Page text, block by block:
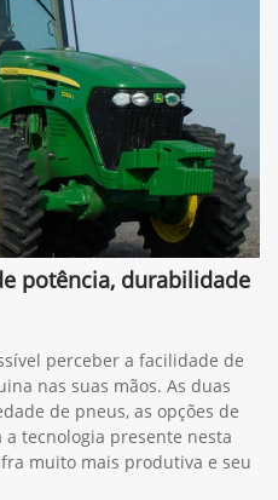
potência, durabilidade
perceber a facilidade de
nas suas mãos. As duas
de pneus, as opções de
tecnologia presente nesta
muito mais produtiva e seu